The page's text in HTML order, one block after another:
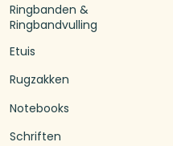
Ringbanden &
Ringbandvulling
Etuis
Rugzakken
Notebooks
Schriften